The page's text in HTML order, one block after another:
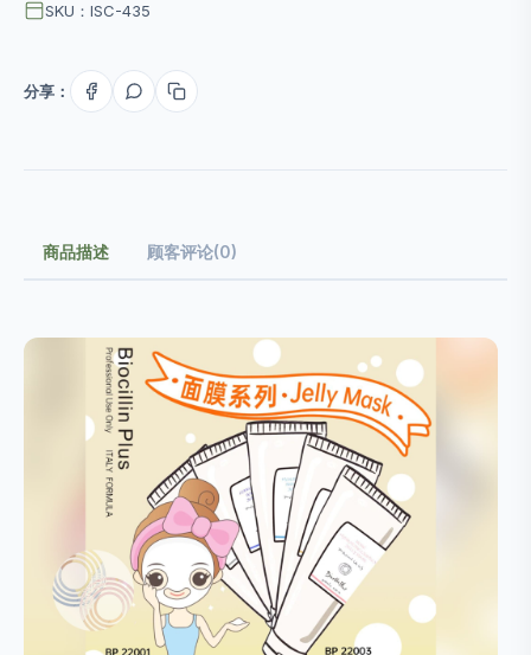
SKU：ISC-435
分享：
商品描述 顾客评论(0)